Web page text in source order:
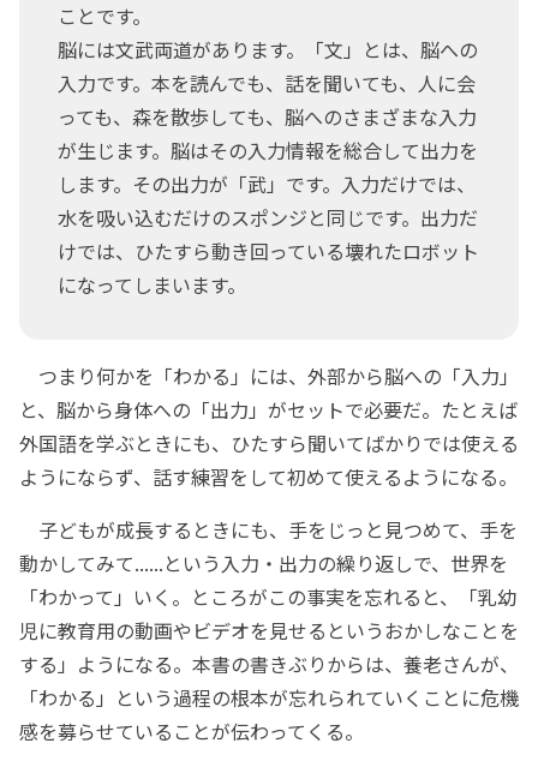
ことです。
脳には文武両道があります。「文」とは、脳への
入力です。本を読んでも、話を聞いても、人に会
っても、森を散歩しても、脳へのさまざまな入力
が生じます。脳はその入力情報を総合して出力を
します。その出力が「武」です。入力だけでは、
水を吸い込むだけのスポンジと同じです。出力だ
けでは、ひたすら動き回っている壊れたロボット
になってしまいます。
つまり何かを「わかる」には、外部から脳への「入力」
と、脳から身体への「出力」がセットで必要だ。たとえば
外国語を学ぶときにも、ひたすら聞いてばかりでは使える
ようにならず、話す練習をして初めて使えるようになる。
子どもが成長するときにも、手をじっと見つめて、手を
動かしてみて......という入力・出力の繰り返しで、世界を
「わかって」いく。ところがこの事実を忘れると、「乳幼
児に教育用の動画やビデオを見せるというおかしなことを
する」ようになる。本書の書きぶりからは、養老さんが、
「わかる」という過程の根本が忘れられていくことに危機
感を募らせていることが伝わってくる。